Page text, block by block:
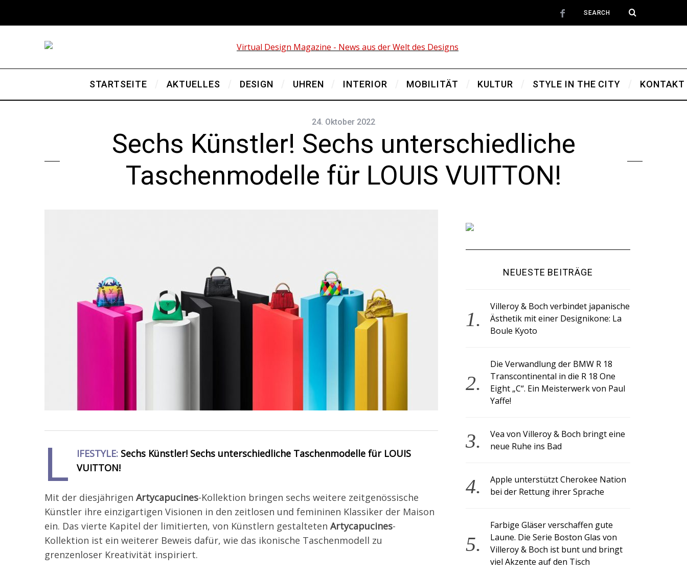
STARTSEITE AKTUELLES DESIGN UHREN INTERIOR MOBILITÄT KULTUR STYLE IN THE CITY KONTAKT
24. Oktober 2022
Sechs Künstler! Sechs unterschiedliche
Taschenmodelle für LOUIS VUITTON!
L IFESTYLE: Sechs Künstler! Sechs unterschiedliche Taschenmodelle für LOUIS
VUITTON!
Mit der diesjährigen Artycapucines-Kollektion bringen sechs weitere zeitgenössische
Künstler ihre einzigartigen Visionen in den zeitlosen und femininen Klassiker der Maison
ein. Das vierte Kapitel der limitierten, von Künstlern gestalteten Artycapucines-
Kollektion ist ein weiterer Beweis dafür, wie das ikonische Taschenmodell zu
grenzenloser Kreativität inspiriert.
NEUESTE BEITRÄGE
Villeroy & Boch verbindet japanische
Ästhetik mit einer Designikone: La
Boule Kyoto
Die Verwandlung der BMW R 18
Transcontinental in die R 18 One
Eight „C“. Ein Meisterwerk von Paul
Yaffe!
Vea von Villeroy & Boch bringt eine
neue Ruhe ins Bad
Apple unterstützt Cherokee Nation
bei der Rettung ihrer Sprache
Farbige Gläser verschaffen gute
Laune. Die Serie Boston Glas von
Villeroy & Boch ist bunt und bringt
viel Akzente auf den Tisch